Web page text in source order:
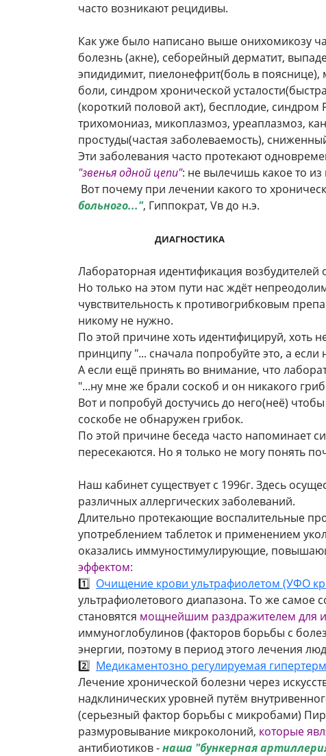
часто возникают рецидивы.
Как уже было написано выше онихомикозу
болезнь (акне), себорейный дерматит,
эпидидимит, пиелонефрит(боль в пояснице),
боли, синдром хронической
(короткий половой акт), бесплодие, синдром
трихомониаз, микоплазмоз, уреаплазмоз,
простуды(частая заболеваемость),
Эти заболевания часто протекают
"звенья одной цепи": не вылечишь какое то
Вот почему при лечении какого то
больного...", Гиппократ, Vв до н.э.
ДИАГНОСТИКА
Лабораторная идентификация
Но только на этом пути нас ждёт
чувствительность к противогрибковым
никому не нужно.
По этой причине хоть идентифицируй, хоть
принципу "... сначала попробуйте это, а если
А если ещё принять во внимание, что
"...ну мне же брали соскоб и он никакого
Вот и попробуй достучись до него(неё)
соскобе не обнаружен грибок.
По этой причине беседа часто напоминает
пересекаются. Но я только не могу понять
Наш кабинет существует с 1996г. Здесь
различных аллергических заболеваний.
Длительно протекающие воспалительные
употреблением таблеток и применением
оказались иммуностимулирующие,
эффектом:
1️⃣ Очищение крови ультрафиолетом (УФО
ультрафиолетового диапазона. То же самое
становятся мощнейшим раздражителем для
иммуноглобулинов (факторов борьбы с
энергии, поэтому в период этого лечения
2️⃣ Медикаментозно регулируемая
Лечение хронической болезни через
надклинических уровней путём
(серьезный фактор борьбы с микробами)
размуровывание микроколоний, которые
антибиотиков -наша "бункерная